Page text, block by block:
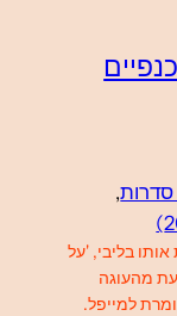
סדרות,
בליבי, 'על
מהעוגה
למייפל.